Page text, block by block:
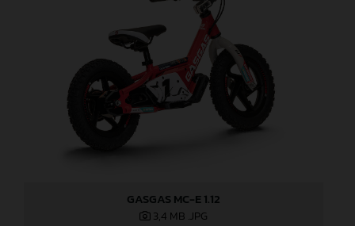
GASGAS MC-E 1.12
3,4 MB .JPG